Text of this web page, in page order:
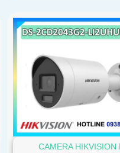
CAMERA HIKVISION